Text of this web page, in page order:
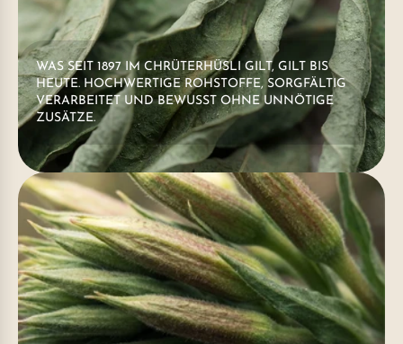
WAS SEIT 1897 IM CHRÜTERHÜSLI GILT, GILT BIS
HEUTE. HOCHWERTIGE ROHSTOFFE, SORGFÄLTIG
VERARBEITET UND BEWUSST OHNE UNNÖTIGE
ZUSÄTZE.